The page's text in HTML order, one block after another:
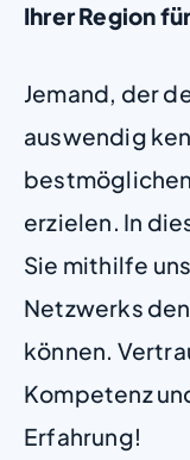
Ihrer Region
Jemand, der
auswendig
erzielen. In
Sie mithilfe
Netzwerks
können.
Kompetenz
Erfahrung!